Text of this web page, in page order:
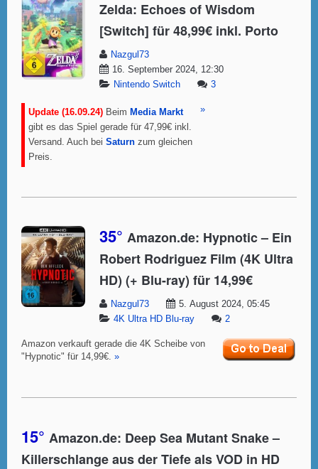
Zelda: Echoes of Wisdom
[Switch] für 48,99€ inkl. Porto
Nazgul73
16. September 2024, 12:30
Nintendo Switch
3
Update (16.09.24) Beim Media Markt
gibt es das Spiel gerade für 47,99€ inkl.
Versand. Auch bei Saturn zum gleichen
Preis.
»
35° Amazon.de: Hypnotic – Ein
Robert Rodriguez Film (4K Ultra
HD) (+ Blu-ray) für 14,99€
Nazgul73
5. August 2024, 05:45
4K Ultra HD Blu-ray
2
Amazon verkauft gerade die 4K Scheibe von
"Hypnotic" für 14,99€. »
15° Amazon.de: Deep Sea Mutant Snake –
Killerschlange aus der Tiefe als VOD in HD